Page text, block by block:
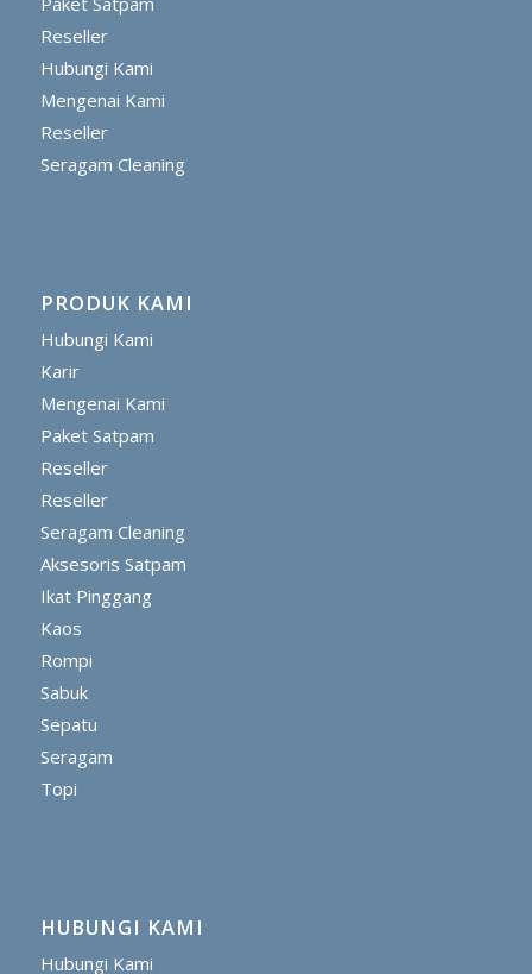
Reseller
Hubungi Kami
Mengenai Kami
Reseller
Seragam Cleaning
PRODUK KAMI
Hubungi Kami
Karir
Mengenai Kami
Paket Satpam
Reseller
Reseller
Seragam Cleaning
Aksesoris Satpam
Ikat Pinggang
Kaos
Rompi
Sabuk
Sepatu
Seragam
Topi
HUBUNGI KAMI
Hubungi Kami